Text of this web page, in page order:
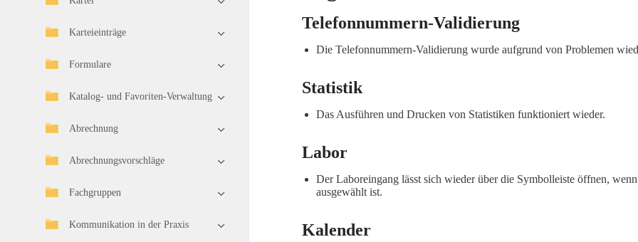
Karteieinträge
Formulare
Katalog- und Favoriten-Verwaltung
Abrechnung
Abrechnungsvorschläge
Fachgruppen
Kommunikation in der Praxis
Telefonnummern-Validierung
Die Telefonnummern-Validierung wurde aufgrund von Problemen
Statistik
Das Ausführen und Drucken von Statistiken funktioniert wieder.
Labor
Der Laboreingang lässt sich wieder über die Symbolleiste öffnen,
ausgewählt ist.
Kalender